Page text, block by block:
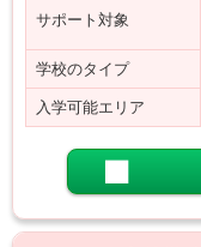
サポート対象
学校のタイプ
入学可能エリア